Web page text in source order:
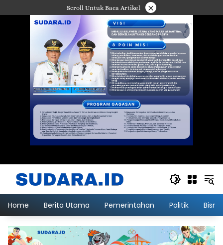
ke
Scroll Untuk Baca Artikel ×
Home Berita Utama Pemerintahan Politik